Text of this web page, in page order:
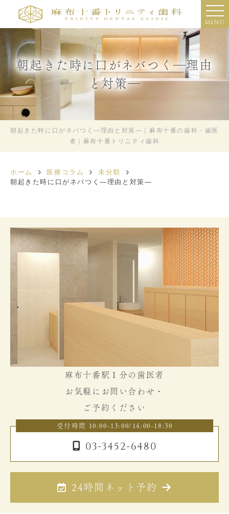
MENU
朝起きた時に口がネバつく―理由
と対策―
朝起きた時に口がネバつく―理由と対策―｜麻布十番の歯科・歯医
者｜麻布十番トリニティ歯科
ホーム 医療コラム
未分類
朝起きた時に口がネバつく―理由と対策―
麻布十番駅１分の歯医者
お気軽にお問い合わせ・
ご予約ください
受付時間 10:00-13:00/14:00-18:30
03-3452-6480
24時間ネット予約